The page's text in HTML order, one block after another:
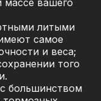
литыми
самое
и веса;
того
большинством